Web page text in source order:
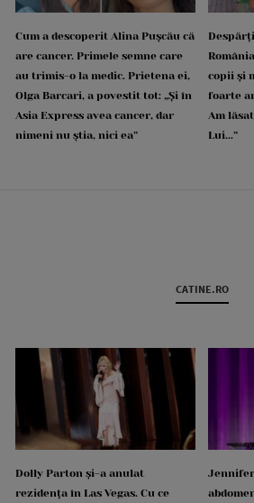
Cum a descoperit Alina Pușcău că
are cancer. Primele semne care
au trimis-o la medic. Prietena ei,
Olga Barcari, a povestit tot: „Și în
Asia Express avea cancer, dar
nimeni nu știa, nici ea”
copii și
foarte
Am
Lui...”
CATINE.RO
Dolly Parton și-a anulat
rezidența în Las Vegas. Cu ce